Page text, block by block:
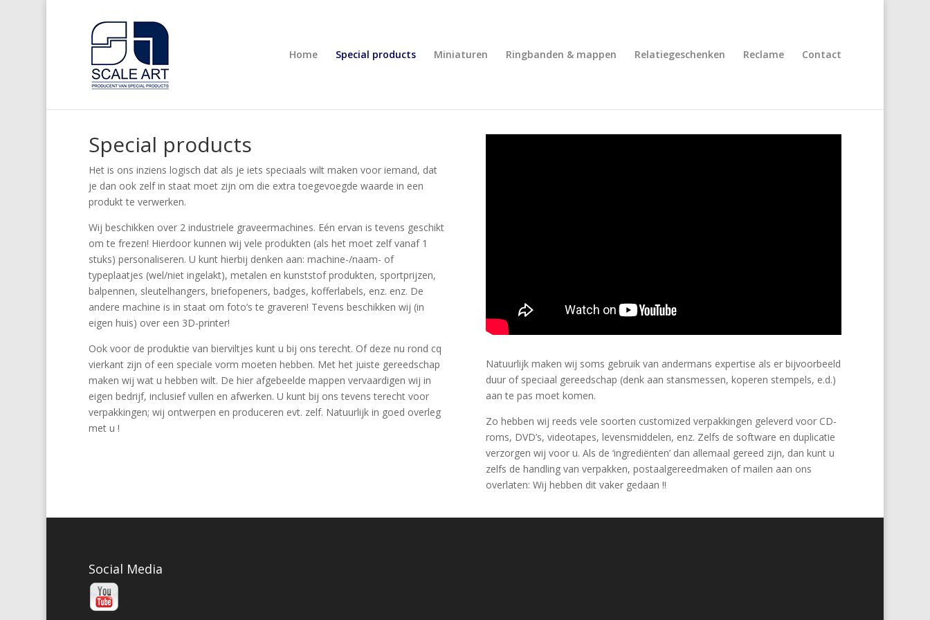
Home Special products Miniaturen Ringbanden & mappen Relatiegeschenken Reclame Contact
Special products
Het is ons inziens logisch dat als je iets speciaals wilt maken voor iemand, dat
je dan ook zelf in staat moet zijn om die extra toegevoegde waarde in een
produkt te verwerken.
Wij beschikken over 2 industriele graveermachines. Eén ervan is tevens geschikt
om te frezen! Hierdoor kunnen wij vele produkten (als het moet zelf vanaf 1
stuks) personaliseren. U kunt hierbij denken aan: machine-/naam- of
typeplaatjes (wel/niet ingelakt), metalen en kunststof produkten, sportprijzen,
balpennen, sleutelhangers, briefopeners, badges, kofferlabels, enz. enz. De
andere machine is in staat om foto’s te graveren! Tevens beschikken wij (in
eigen huis) over een 3D-printer!
Ook voor de produktie van bierviltjes kunt u bij ons terecht. Of deze nu rond cq
vierkant zijn of een speciale vorm moeten hebben. Met het juiste gereedschap
maken wij wat u hebben wilt. De hier afgebeelde mappen vervaardigen wij in
eigen bedrijf, inclusief vullen en afwerken. U kunt bij ons tevens terecht voor
verpakkingen; wij ontwerpen en produceren evt. zelf. Natuurlijk in goed overleg
met u !
Natuurlijk maken wij soms gebruik van andermans expertise als er bijvoorbeeld
duur of speciaal gereedschap (denk aan stansmessen, koperen stempels, e.d.)
aan te pas moet komen.
Zo hebben wij reeds vele soorten customized verpakkingen geleverd voor CD-
roms, DVD’s, videotapes, levensmiddelen, enz. Zelfs de software en duplicatie
verzorgen wij voor u. Als de ‘ingrediënten’ dan allemaal gereed zijn, dan kunt u
zelfs de handling van verpakken, postaalgereedmaken of mailen aan ons
overlaten: Wij hebben dit vaker gedaan !!
Social Media